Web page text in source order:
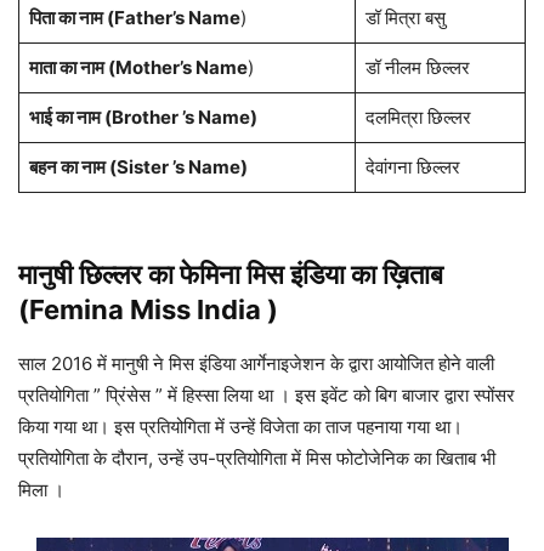
पिता का नाम (Father’s Name) डॉ मित्रा बसु
माता का नाम (Mother’s Name) डॉ नीलम छिल्लर
भाई का नाम (Brother ’s Name) दलमित्रा छिल्लर
बहन का नाम (Sister ’s Name) देवांगना छिल्लर
मानुषी छिल्लरकाफेमिना मिस इंडियाका ख़िताब
(Femina Miss India )
साल 2016 में मानुषी ने मिस इंडिया आर्गेनाइजेशन के द्वारा आयोजित होने वाली
प्रतियोगिता ” प्रिंसेस ” में हिस्सा लिया था । इस इवेंट को बिग बाजार द्वारा स्पोंसर
किया गया था। इस प्रतियोगिता में उन्हें विजेता का ताज पहनाया गया था।
प्रतियोगिता के दौरान, उन्हें उप-प्रतियोगिता में मिस फोटोजेनिक का खिताब भी
मिला ।